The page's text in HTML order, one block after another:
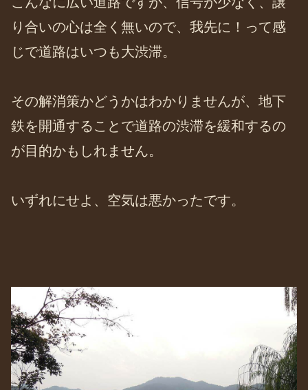
り合いの心は全く無いので、我先に！って感
じで道路はいつも大渋滞。
その解消策かどうかはわかりませんが、地下
鉄を開通することで道路の渋滞を緩和するの
が目的かもしれません。
いずれにせよ、空気は悪かったです。